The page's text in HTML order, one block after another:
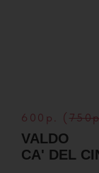
600р. (
VALDO
CA' DEL